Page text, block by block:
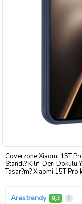
Coverzone Xiaomi 15T
Standl? Kilif, Deri Dokulu
Tasar?m? Xiaomi 15T Pro
Arestrendy 9,3